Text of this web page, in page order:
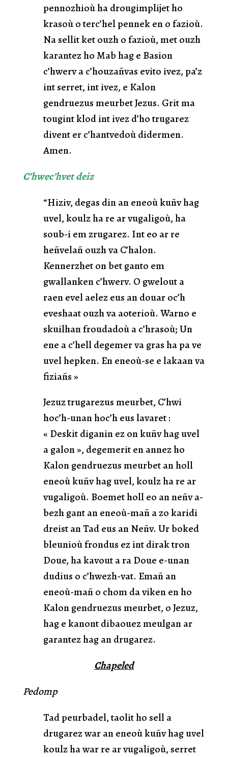
pennozhioù ha drougimplijet ho
krasoù o terc’hel pennek en o fazioù.
Na sellit ket ouzh o fazioù, met ouzh
karantez ho Mab hag e Basion
c’hwerv a c’houzañvas evito ivez, pa’z
int serret, int ivez, e Kalon
gendruezus meurbet Jezus. Grit ma
tougint klod int ivez d’ho trugarez
divent er c’hantvedoù didermen.
Amen.
C’hwec’hvetdeiz
“Hiziv, degas din an eneoù kuñv hag
uvel, koulz ha re ar vugaligoù, ha
soub-i em zrugarez. Int eo ar re
heñvelañ ouzh va C’halon.
Kennerzhet on bet ganto em
gwallanken c’hwerv. O gwelout a
raen evel aelez eus an douar oc’h
eveshaat ouzh va aoterioù. Warno e
skuilhan froudadoù a c’hrasoù; Un
ene a c’hell degemer va gras ha pa ve
uvel hepken. En eneoù-se e lakaan va
fiziañs »
Jezuz trugarezus meurbet, C’hwi
hoc’h-unan hoc’h eus lavaret :
« Deskit diganin ez on kuñv hag uvel
a galon », degemerit en annez ho
Kalon gendruezus meurbet an holl
eneoù kuñv hag uvel, koulz ha re ar
vugaligoù. Boemet holl eo an neñv a-
bezh gant an eneoù-mañ a zo karidi
dreist an Tad eus an Neñv. Ur boked
bleunioù frondus ez int dirak tron
Doue, ha kavout a ra Doue e-unan
dudius o c’hwezh-vat. Emañ an
eneoù-mañ o chom da viken en ho
Kalon gendruezus meurbet, o Jezuz,
hag e kanont dibaouez meulgan ar
garantez hag an drugarez.
Chapeled
Pedomp
Tad peurbadel, taolit ho sell a
drugarez war an eneoù kuñv hag uvel
koulz ha war re ar vugaligoù, serret